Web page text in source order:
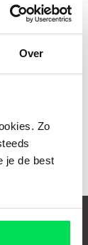
Over
Zo
je de best
Hier vindt u